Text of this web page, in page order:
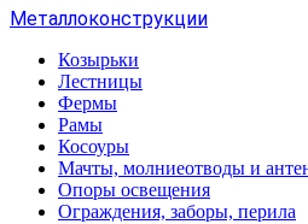
Металлоконструкции
Козырьки
Лестницы
Фермы
Рамы
Косоуры
Мачты, молниеотводы и
Опоры освещения
Ограждения, заборы, перила